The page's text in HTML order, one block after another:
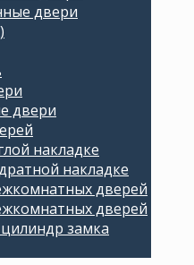
двери
двери
накладке
накладке
дверей
дверей
замка